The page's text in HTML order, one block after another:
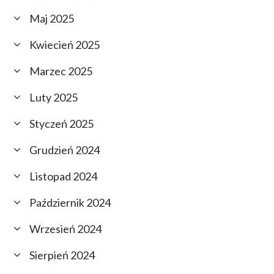
Maj 2025
Kwiecień 2025
Marzec 2025
Luty 2025
Styczeń 2025
Grudzień 2024
Listopad 2024
Październik 2024
Wrzesień 2024
Sierpień 2024